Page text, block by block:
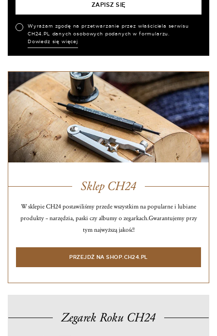
Wyrażam zgodę na przetwarzanie przez właściciela serwisu
CH24.PL danych osobowych podanych w formularzu.
Dowiedz się więcej
Sklep CH24
W sklepie CH24 postawiliśmy przede wszystkim na popularne i lubiane
produkty – narzędzia, paski czy albumy o zegarkach.Gwarantujemy przy
tym najwyższą jakość!
PRZEJDŹ NA SHOP.CH24.PL
Zegarek Roku CH24